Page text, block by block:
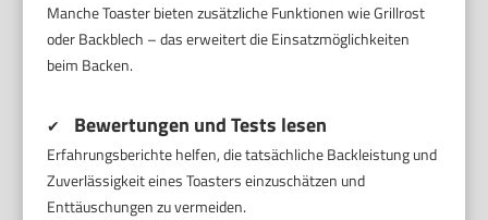
Manche Toaster bieten zusätzliche Funktionen wie Grillrost
oder Backblech – das erweitert die Einsatzmöglichkeiten
beim Backen.
✔ Bewertungen und Tests lesen
Erfahrungsberichte helfen, die tatsächliche Backleistung und
Zuverlässigkeit eines Toasters einzuschätzen und
Enttäuschungen zu vermeiden.